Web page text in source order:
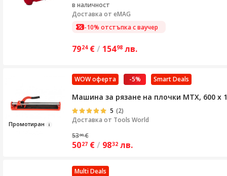
в наличност
Доставка от eMAG
-10% отстъпка с ваучер
7924 €/ 15498 лв.
Промотиран
Smart Deals
-5%
WOW оферта
Машина за рязане на плочки MTX, 600 х
5 (2)
Доставка от Tools World
5300 €
5027 €/ 9832 лв.
Multi Deals